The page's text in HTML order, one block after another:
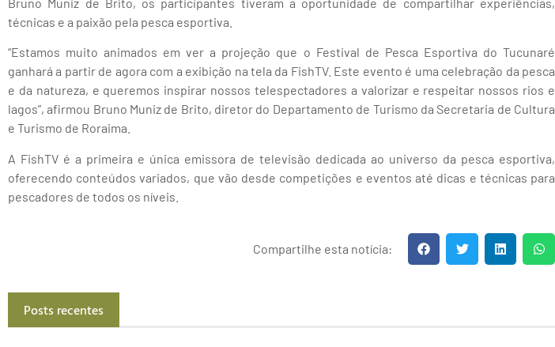
técnicas e a paixão pela pesca esportiva.
“Estamos muito animados em ver a projeção que o Festival de Pesca Esportiva do Tucunaré
ganhará a partir de agora com a exibição na tela da FishTV. Este evento é uma celebração da pesca
e da natureza, e queremos inspirar nossos telespectadores a valorizar e respeitar nossos rios e
lagos”, afirmou Bruno Muniz de Brito, diretor do Departamento de Turismo da Secretaria de Cultura
e Turismo de Roraima.
A FishTV é a primeira e única emissora de televisão dedicada ao universo da pesca esportiva,
oferecendo conteúdos variados, que vão desde competições e eventos até dicas e técnicas para
pescadores de todos os níveis.
Compartilhe esta notícia:
Posts recentes